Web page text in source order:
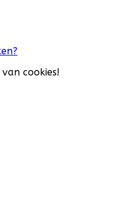
cookies!